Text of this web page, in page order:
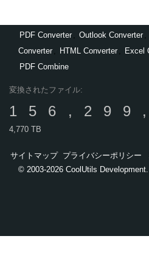
PDF Converter Outlook Converter
Converter
HTML Converter Excel
PDF Combine
変換されたファイル:
4,770 TB
サイトマップ プライバシーポリシー
© 2003-2026 CoolUtils